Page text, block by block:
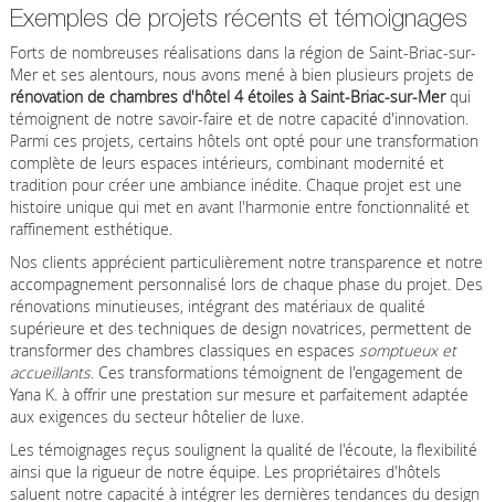
Exemples de projets récents et témoignages
Forts de nombreuses réalisations dans la région de Saint-Briac-sur-
Mer et ses alentours, nous avons mené à bien plusieurs projets de
rénovation de chambres d'hôtel 4 étoiles à Saint-Briac-sur-Merqui
témoignent de notre savoir-faire et de notre capacité d'innovation.
Parmi ces projets, certains hôtels ont opté pour une transformation
complète de leurs espaces intérieurs, combinant modernité et
tradition pour créer une ambiance inédite. Chaque projet est une
histoire unique qui met en avant l'harmonie entre fonctionnalité et
raffinement esthétique.
Nos clients apprécient particulièrement notre transparence et notre
accompagnement personnalisé lors de chaque phase du projet. Des
rénovations minutieuses, intégrant des matériaux de qualité
supérieure et des techniques de design novatrices, permettent de
transformer des chambres classiques en espaces somptueux et
accueillants. Ces transformations témoignent de l'engagement de
Yana K. à offrir une prestation sur mesure et parfaitement adaptée
aux exigences du secteur hôtelier de luxe.
Les témoignages reçus soulignent la qualité de l'écoute, la flexibilité
ainsi que la rigueur de notre équipe. Les propriétaires d'hôtels
saluent notre capacité à intégrer les dernières tendances du design